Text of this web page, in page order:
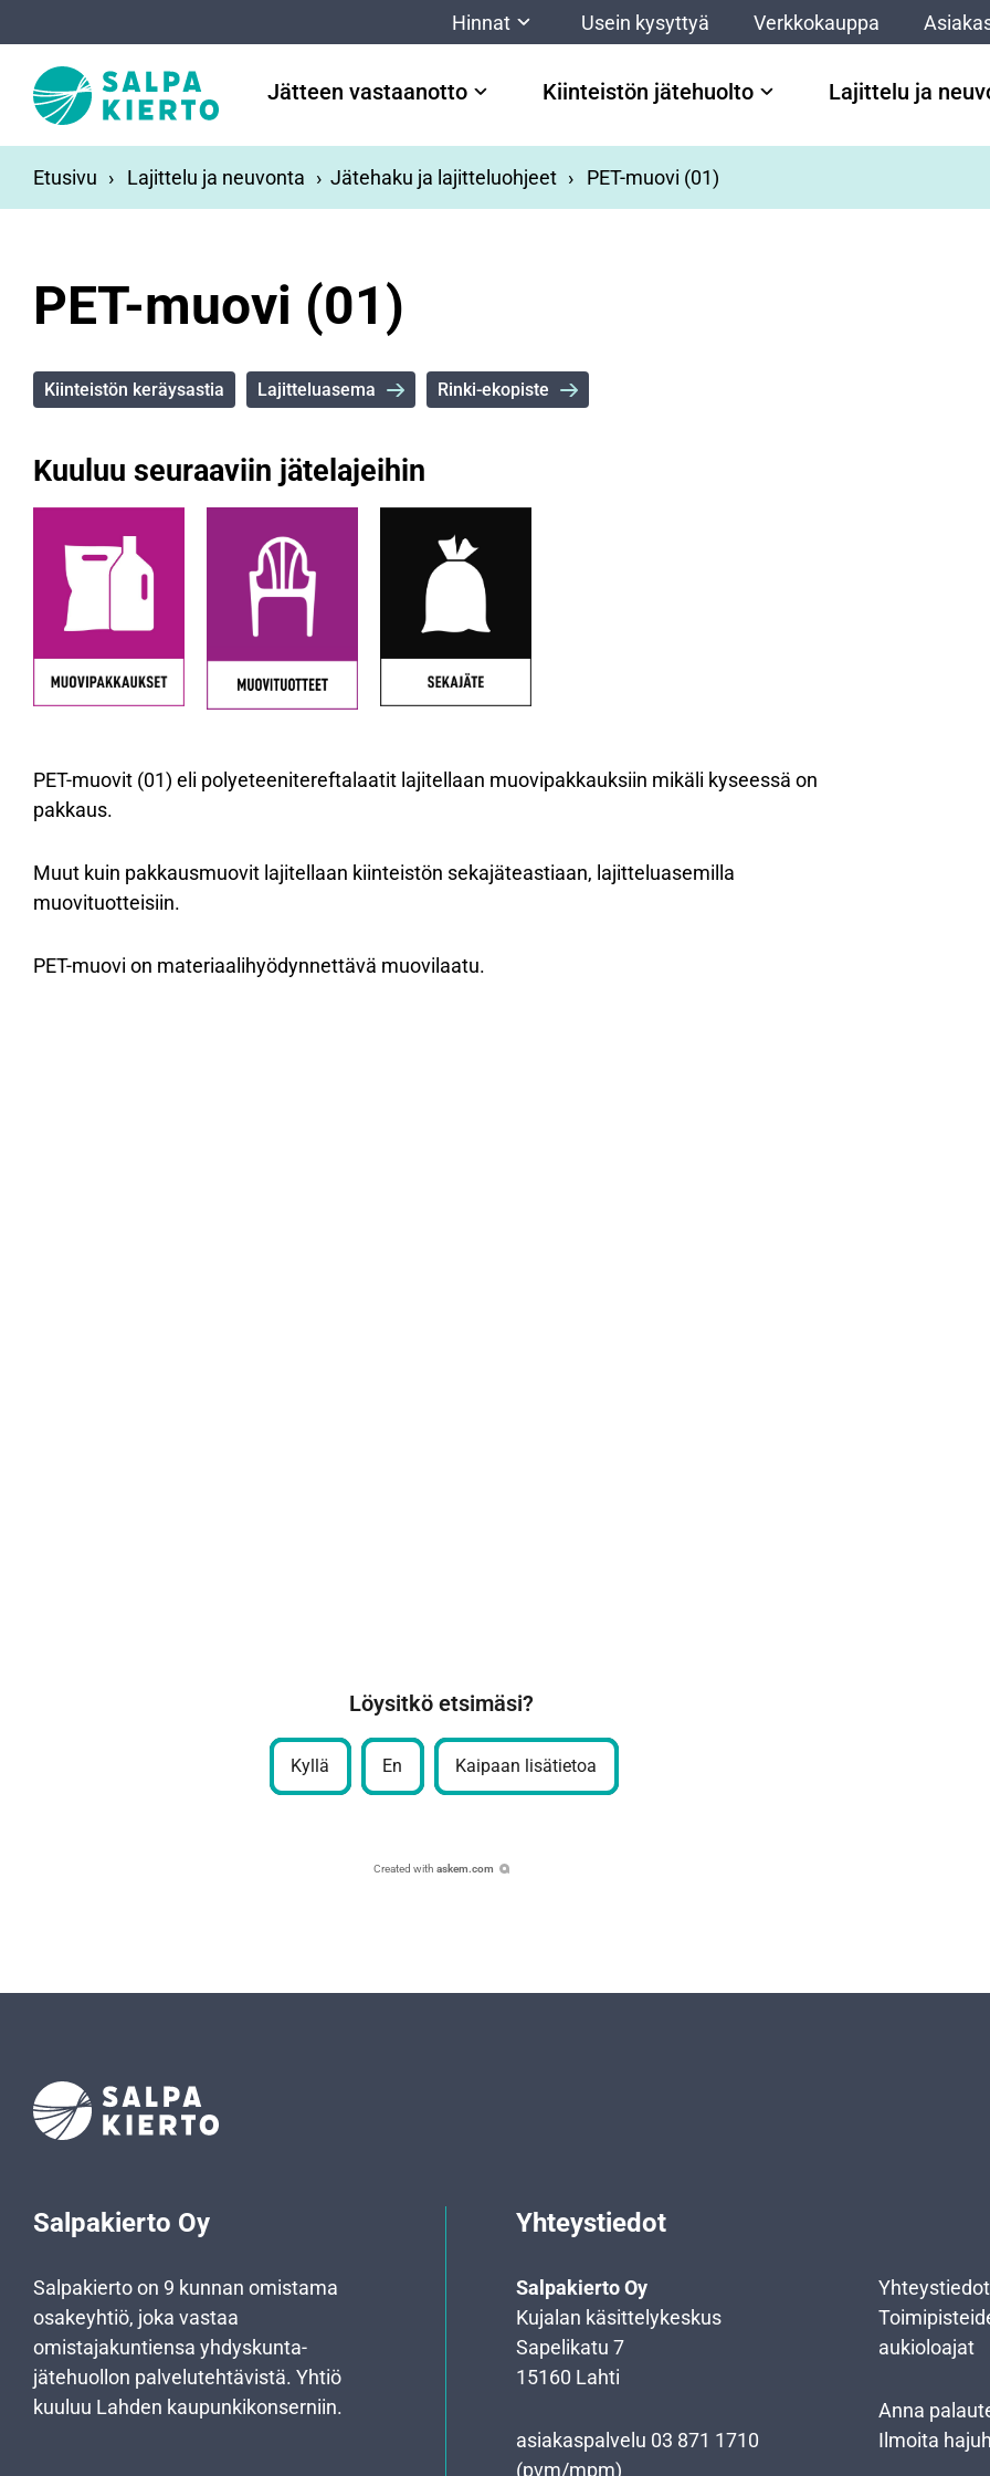
Hinnat Usein kysyttyä Verkkokauppa
Jätteen vastaanotto Kiinteistön jätehuolto Lajittelu ja
Etusivu Lajittelu ja neuvonta Jätehaku ja lajitteluohjeet PET-muovi (01)
PET-muovi (01)
Kiinteistön keräysastia Lajitteluasema Rinki-ekopiste
Kuuluu seuraaviin jätelajeihin
PET-muovit (01) eli polyeteenitereftalaatit lajitellaan muovipakkauksiin mikäli kyseessä on
pakkaus.
Muut kuin pakkausmuovit lajitellaan kiinteistön sekajäteastiaan, lajitteluasemilla
muovituotteisiin.
PET-muovi on materiaalihyödynnettävä muovilaatu.
Löysitkö etsimäsi?
Kyllä En Kaipaan lisätietoa
Created with askem.com
Salpakierto Oy
Salpakierto on 9 kunnan omistama
osakeyhtiö, joka vastaa
omistajakuntiensa yhdyskunta­
jätehuollon palvelutehtävistä. Yhtiö
kuuluu Lahden kaupunkikonserniin.
Yhteystiedot
Salpakierto Oy
Kujalan käsittelykeskus
Sapelikatu 7
15160 Lahti
asiakaspalvelu 03 871 1710
(pvm/mpm)
Yhteystiedot
aukioloajat
Anna
Ilmoita